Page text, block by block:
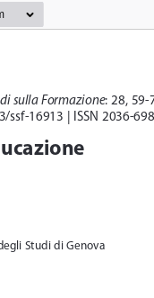
ssf-16913 | ISSN 2036-
sulla Formazione: 28, 59-
Studi di Genova